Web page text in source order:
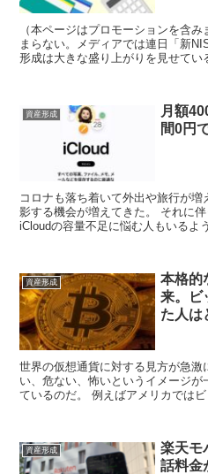
（本ページはプロモーションを含
まらない。メディアでは連日「新
形成は大きな盛り上がりを見せてい
資産形成
月額
間0円
コロナも落ち着いて外出や旅行が
影する機会が増えてきた。 それに
iCloudの容量不足に悩む人もいるよ
資産形成
本格的
来。ビ
た人は
世界の仮想通貨に対する見方が急激
い、危ない、怖いというイメージ
ているのだ。 例えばアメリカでは
資産形成
楽天モ
話料金